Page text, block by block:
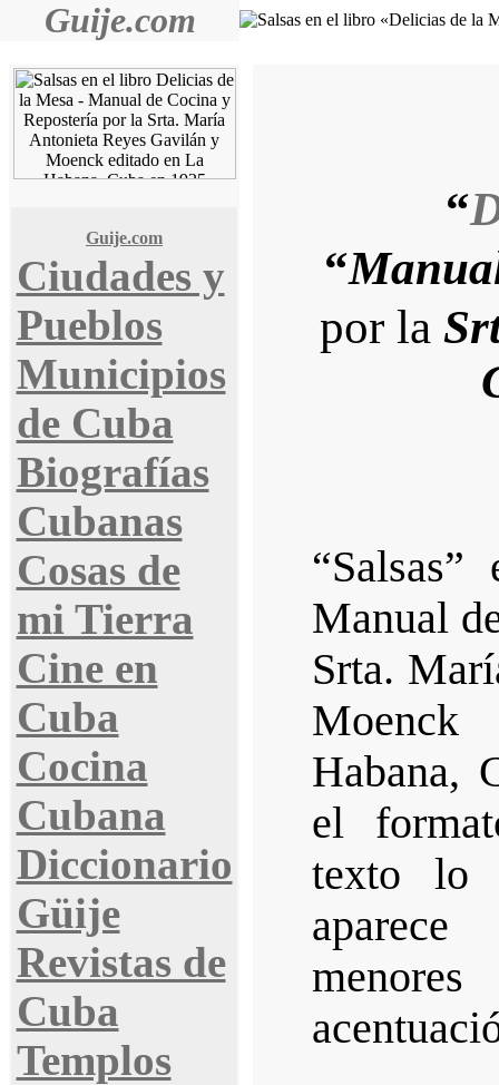
Guije.com
Guije.com
Ciudades y
Pueblos
Municipios
de Cuba
Biografías
Cubanas
Cosas de
mi Tierra
Cine en
Cuba
Cocina
Cubana
Diccionario
Güije
Revistas de
Cuba
Templos
“
“
por la
Manual
Srta.
Habana,
el
texto lo